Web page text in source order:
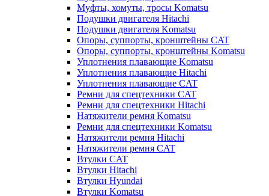
Муфты, хомуты, тросы Komatsu
Подушки двигателя Hitachi
Подушки двигателя Komatsu
Опоры, суппорты, кронштейны CAT
Опоры, суппорты, кронштейны Komatsu
Уплотнения плавающие Komatsu
Уплотнения плавающие Hitachi
Уплотнения плавающие CAT
Ремни для спецтехники CAT
Ремни для спецтехники Hitachi
Натяжители ремня Komatsu
Ремни для спецтехники Komatsu
Натяжители ремня Hitachi
Натяжители ремня CAT
Втулки CAT
Втулки Hitachi
Втулки Hyundai
Втулки Komatsu